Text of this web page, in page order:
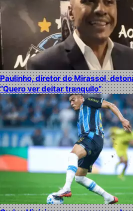
Paulinho, diretor do Mirassol,
“Quero ver deitar tranquilo”